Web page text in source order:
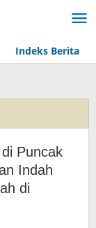
Indeks Berita
Puncak
Indah
di